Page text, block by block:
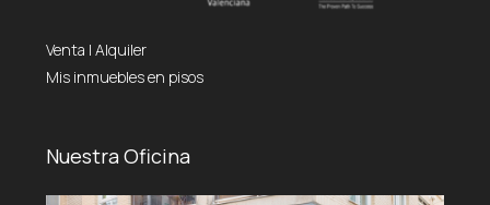
Venta | Alquiler
Mis inmuebles en pisos
Nuestra Oficina